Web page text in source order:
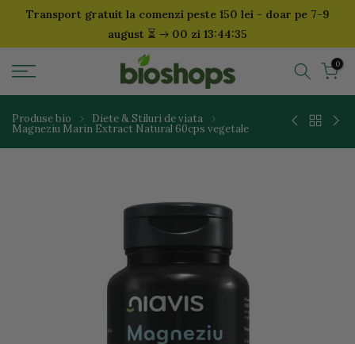
SariTransport gratuit la comenzi peste 150 lei - doar pe 7-9
august ⏳ 00 zi 13:44:34
0
Produse bio Diete & Stiluri de viata
Magneziu Marin Extract Natural 60cps vegetale